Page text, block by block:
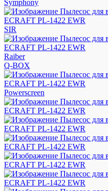
Symphony
SIR
Raiber
Q-BOX
Powerscreen